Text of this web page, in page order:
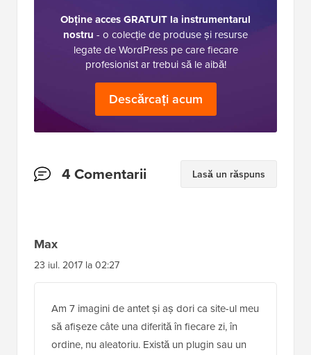
Obține acces GRATUIT la instrumentarul
nostru - o colecție de produse și resurse
legate de WordPress pe care fiecare
profesionist ar trebui să le aibă!
Descărcați acum
Interacțiuni
4 Comentarii Lasă un răspuns
Max
23 iul. 2017 la 02:27
Am 7 imagini de antet și aș dori ca site-ul meu
să afișeze câte una diferită în fiecare zi, în
ordine, nu aleatoriu. Există un plugin sau un